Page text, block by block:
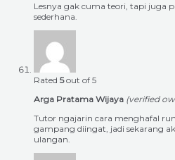
Lesnya gak cuma teori, tapi juga
sederhana.
Rated 5out of 5
Arga Pratama Wijaya (verified
Tutor ngajarin cara menghafal
gampang diingat, jadi sekarang
ulangan.